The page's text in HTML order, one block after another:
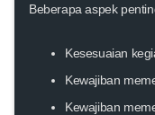
Beberapa aspek
Kesesuaian
Kewajiban
Kewajiban